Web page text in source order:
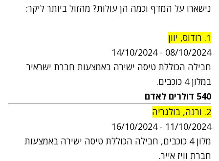
נישארו על המדף וכמה הן עולות? מהזול ביותר ליקר:
1. רודוס, יוון
08/10/2024 -
14/10/2024
חבילה הכוללת טיסה ישירה באמצעות חברת ישראיר
במלון 4 כוכבים.
540 דולרים לאדם
2. ורנה, בולגריה
11/10/2024 - 1
6/10/2024
מלון 4 כוכבים
, חבילה הכוללת טיסה ישירה באמצעות
חברת וויז אייר.